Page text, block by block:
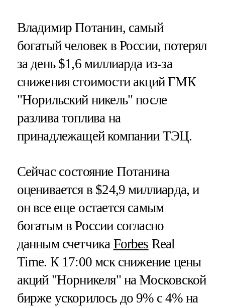
Владимир Потанин, самый
богатый человек в России, потерял
за день $1,6 миллиарда из-за
снижения стоимости акций ГМК
"Норильский никель" после
разлива топлива на
принадлежащей компании ТЭЦ.
Сейчас состояние Потанина
оценивается в $24,9 миллиарда, и
он все еще остается самым
богатым в России согласно
данным счетчика Forbes Real
Time. К 17:00 мск снижение цены
акций "Норникеля" на Московской
бирже ускорилось до 9% с 4% на